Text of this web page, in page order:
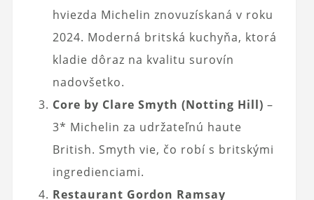
hviezda Michelin znovuzískaná v roku
2024. Moderná britská kuchyňa, ktorá
kladie dôraz na kvalitu surovín
nadovšetko.
Core by Clare Smyth (Notting Hill) –
3* Michelin za udržateľnú haute
British. Smyth vie, čo robí s britskými
ingredienciami.
Restaurant Gordon Ramsay